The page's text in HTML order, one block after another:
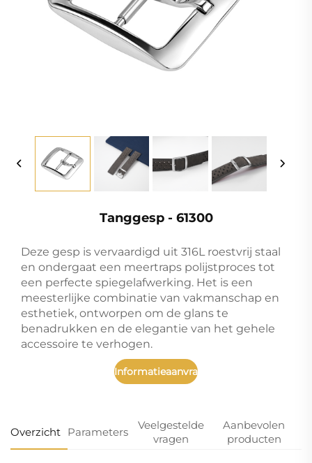
Tanggesp - 61300
Deze gesp is vervaardigd uit 316L roestvrij staal
en ondergaat een meertraps polijstproces tot
een perfecte spiegelafwerking. Het is een
meesterlijke combinatie van vakmanschap en
esthetiek, ontworpen om de glans te
benadrukken en de elegantie van het gehele
accessoire te verhogen.
Informatieaanvraag
Overzicht Parameters
Veelgestelde
vragen
Aanbevolen
producten